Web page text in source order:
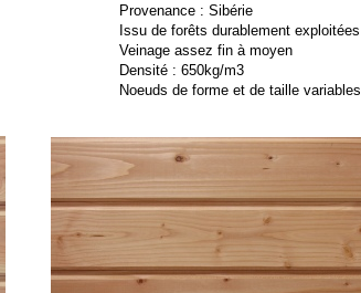
Provenance : Sibérie
Issu de forêts durablement exploitées
Veinage assez fin à moyen
Densité : 650kg/m3
Noeuds de forme et de taille variables